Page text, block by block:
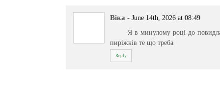
Віка - June 14th, 2026 at 08:49
Я в минулому році до
пиріжків те що треба
Reply